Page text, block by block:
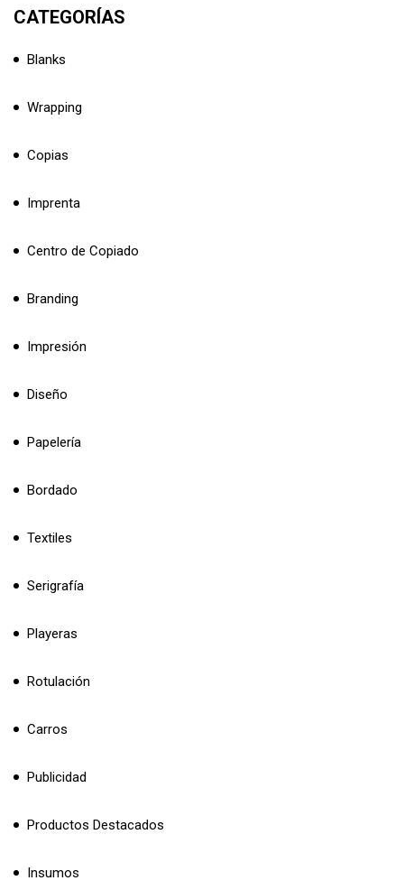
CATEGORÍAS
Blanks
Wrapping
Copias
Imprenta
Centro de Copiado
Branding
Impresión
Diseño
Papelería
Bordado
Textiles
Serigrafía
Playeras
Rotulación
Carros
Publicidad
Productos Destacados
Insumos